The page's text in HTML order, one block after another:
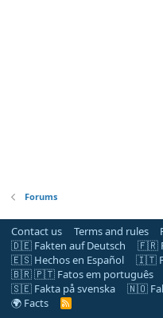
Forums
Contact us Terms and rules
🇩🇪 Fakten auf Deutsch
🇫🇷
🇪🇸 Hechos en Español
🇮🇹
🇧🇷 🇵🇹 Fatos em português
🇸🇪 Fakta på svenska
🇳🇴
🌍 Facts
R